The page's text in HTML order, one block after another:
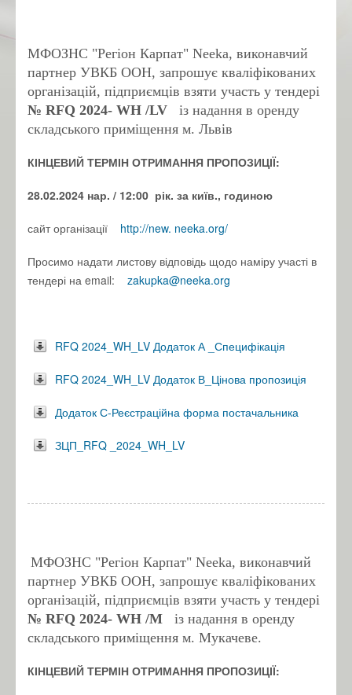
МФОЗНС "Регіон Карпат" Neeka, виконавчий
партнер УВКБ ООН, запрошує кваліфікованих
організацій, підприємців взяти участь у тендері
№ RFQ 2024- WH /LV із надання в оренду
складського приміщення м. Львів
КІНЦЕВИЙ ТЕРМІН ОТРИМАННЯ ПРОПОЗИЦІЇ:
28.02.2024 нар. / 12:00 рік. за київ., годиною
сайт організації http://new. neeka.org/
Просимо надати листову відповідь щодо наміру участі в
тендері на email: zakupka@neeka.org
RFQ 2024_WH_LV Додаток А _Специфікація
RFQ 2024_WH_LV Додаток В_Цінова пропозиція
Додаток С-Реєстраційна форма постачальника
ЗЦП_RFQ _2024_WH_LV
МФОЗНС "Регіон Карпат" Neeka, виконавчий
партнер УВКБ ООН, запрошує кваліфікованих
організацій, підприємців взяти участь у тендері
№ RFQ 2024- WH /М із надання в оренду
складського приміщення м. Мукачеве.
КІНЦЕВИЙ ТЕРМІН ОТРИМАННЯ ПРОПОЗИЦІЇ: